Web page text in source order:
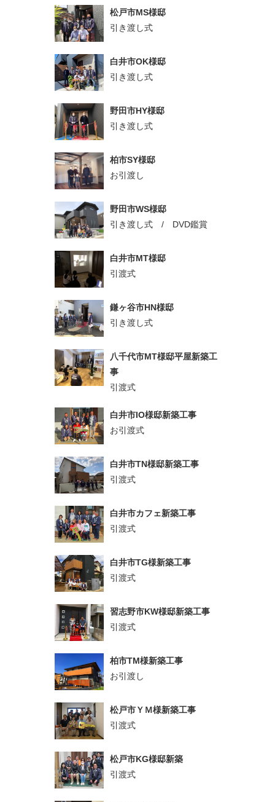
松戸市MS様邸
引き渡し式
白井市OK様邸
引き渡し式
野田市HY様邸
引き渡し式
柏市SY様邸
お引渡し
野田市WS様邸
引き渡し式 / DVD鑑賞
白井市MT様邸
引渡式
鎌ヶ谷市HN様邸
引き渡し式
八千代市MT様邸平屋新築工
事
引渡式
白井市IO様邸新築工事
お引渡式
白井市TN様邸新築工事
引渡式
白井市カフェ新築工事
引渡式
白井市TG様新築工事
引渡式
習志野市KW様邸新築工事
引渡式
柏市TM様新築工事
お引渡し
松戸市ＹＭ様新築工事
引渡式
松戸市KG様邸新築
引渡式